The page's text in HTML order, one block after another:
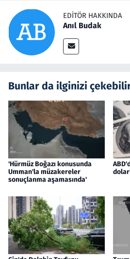
EDITÖR HAKKINDA
Anıl Budak
Bunlar da ilginizi
'Hürmüz Boğazı konusunda
Umman'la müzakereler
sonuçlanma aşamasında'